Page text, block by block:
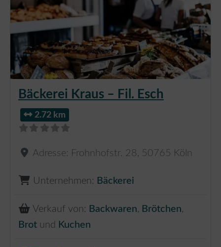
Bäckerei Kraus – Fil. Esch
2.72 km
Adresse: Frohnhofstr. 28 , 50765 Köln
Unternehmen: Bäckerei
Verkauf von: Backwaren, Brötchen,
Brot und Kuchen